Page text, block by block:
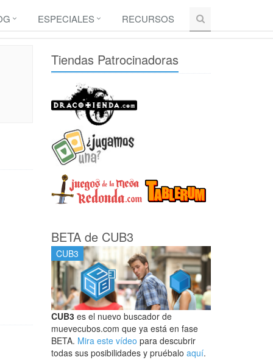
ESPECIALES RECURSOS
Tiendas Patrocinadoras
BETA de CUB3
CUB3
CUB3es el nuevo buscador de
muevecubos.com que ya está en fase
BETA. Mira este vídeo para descubrir
todas sus posibilidades y pruébalo aquí.